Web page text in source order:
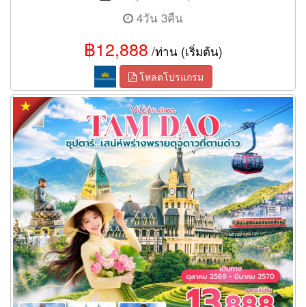
4วัน 3คืน
฿12,888 /ท่าน (เริ่มต้น)
โหลดโปรแกรม
ทัวร์เวียดนามเหนือ เสน่ห์พร่างพรายดุจดาวที่ตามด๋าว 4 วัน 3 คืน